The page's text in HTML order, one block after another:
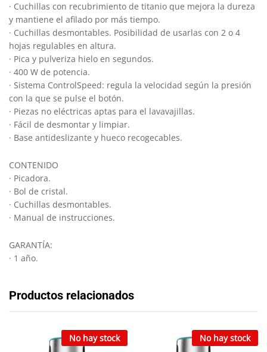
· Cuchillas con recubrimiento de titanio que mejora la dureza
y mantiene el afilado por más tiempo.
· Cuchillas desmontables. Posibilidad de usarlas con 2 o 4
hojas regulables en altura.
· Pica y pulveriza hielo en segundos.
· 400 W de potencia.
· Sistema ControlSpeed: regula la velocidad según la presión
con la que se pulse el botón.
· Piezas no eléctricas aptas para el lavavajillas.
· Fácil de desmontar y limpiar.
· Base antideslizante y hueco recogecables.
CONTENIDO
· Picadora.
· Bol de cristal.
· Cuchillas desmontables.
· Manual de instrucciones.
GARANTÍA:
· 1 año.
Productos relacionados
No hay stock No hay stock